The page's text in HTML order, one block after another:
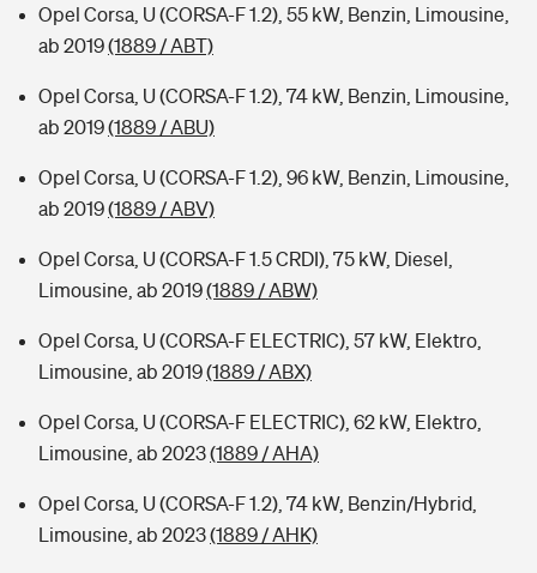
Opel Corsa, U (CORSA-F 1.2), 55 kW, Benzin, Limousine,
ab 2019(1889 / ABT)
Opel Corsa, U (CORSA-F 1.2), 74 kW, Benzin, Limousine,
ab 2019(1889 / ABU)
Opel Corsa, U (CORSA-F 1.2), 96 kW, Benzin, Limousine,
ab 2019(1889 / ABV)
Opel Corsa, U (CORSA-F 1.5 CRDI), 75 kW, Diesel,
Limousine, ab 2019(1889 / ABW)
Opel Corsa, U (CORSA-F ELECTRIC), 57 kW, Elektro,
Limousine, ab 2019(1889 / ABX)
Opel Corsa, U (CORSA-F ELECTRIC), 62 kW, Elektro,
Limousine, ab 2023(1889 / AHA)
Opel Corsa, U (CORSA-F 1.2), 74 kW, Benzin/Hybrid,
Limousine, ab 2023(1889 / AHK)